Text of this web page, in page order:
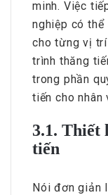
minh. Việc
nghiệp có
cho từng vị
trình thăng
trong phần
tiến cho
3.1. Thiết
tiến
Nói đơn giản